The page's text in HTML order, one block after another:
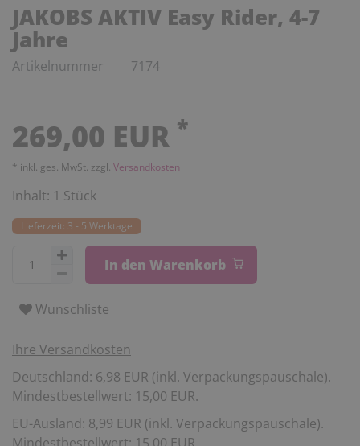
JAKOBS AKTIV Easy Rider, 4-7
Jahre
Artikelnummer 7174
269,00 EUR *
* inkl. ges. MwSt. zzgl. Versandkosten
Inhalt: 1 Stück
Lieferzeit: 3 - 5 Werktage
In den Warenkorb
Wunschliste
Ihre Versandkosten
Deutschland: 6,98 EUR (inkl. Verpackungspauschale).
Mindestbestellwert: 15,00 EUR.
EU-Ausland: 8,99 EUR (inkl. Verpackungspauschale).